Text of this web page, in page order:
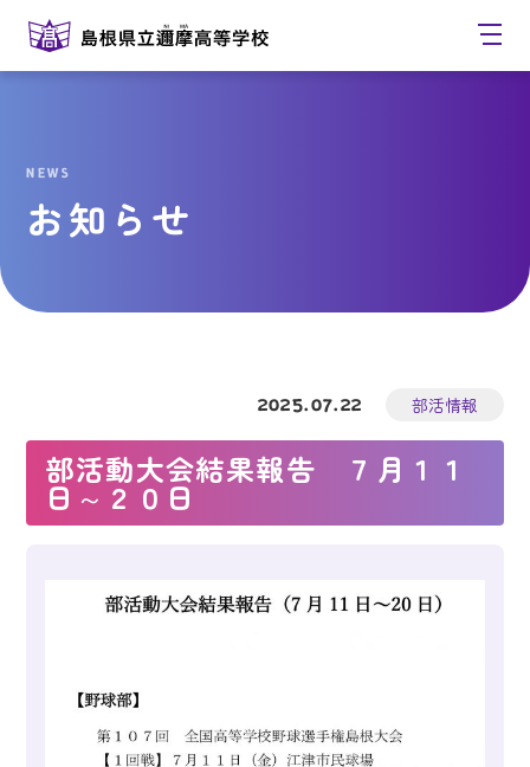
NEWS
お知らせ
2025.07.22 部活情報
部活動大会結果報告 ７月１１
日～２０日